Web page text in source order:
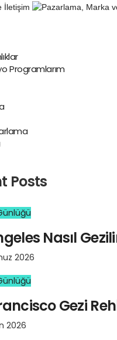
Programlarım
Posts
Nasıl
2026
Gezi
2026